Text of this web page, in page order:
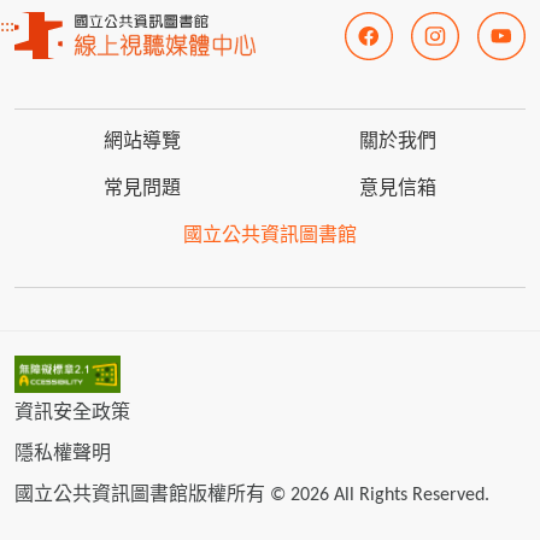
:::
網站導覽 關於我們
常見問題 意見信箱
國立公共資訊圖書館
資訊安全政策
隱私權聲明
國立公共資訊圖書館版權所有 © 2026 All Rights Reserved.